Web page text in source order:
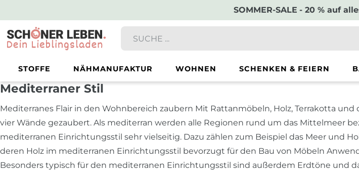
SOMMER-SALE - 20 % auf
STOFFE NÄHMANUFAKTUR WOHNEN SCHENKEN & FEIERN
Mediterraner Stil
Mediterranes Flair in den Wohnbereich zaubern Mit Rattanmöbeln, Holz, Terrakotta
vier Wände gezaubert. Als mediterran werden alle Regionen rund um das Mittelmeer
mediterranen Einrichtungsstil sehr vielseitig. Dazu zählen zum Beispiel das Meer und
deren Holz im mediterranen Einrichtungsstil bevorzugt für den Bau von Möbeln
Besonders typisch für den mediterranen Einrichtungsstil sind außerdem Erdtöne und